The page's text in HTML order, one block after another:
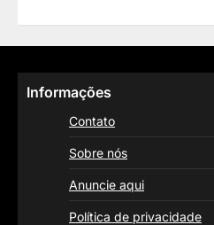
Informações
Contato
Sobre nós
Anuncie aqui
Política de privacidade